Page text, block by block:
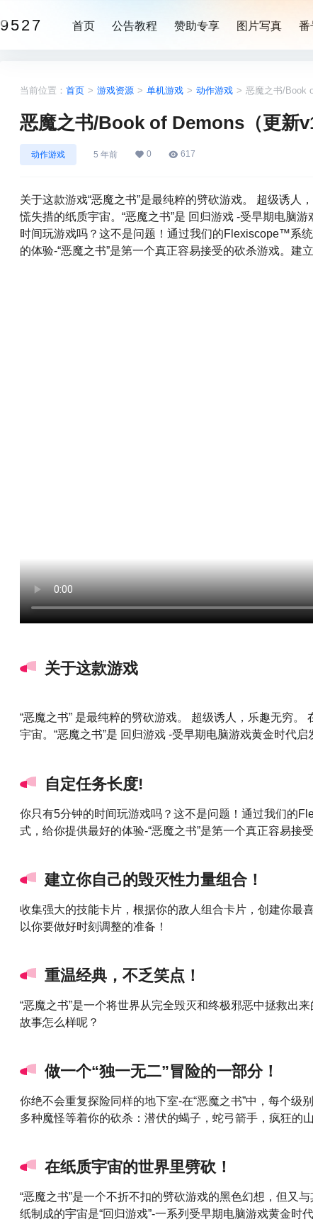
9527 首页 公告教程 赞助专享 图片写真 番
当前位置： 首页 > 游戏资源 > 单机游戏 > 动作游戏 > 恶魔之书/Book
恶魔之书/Book of Demons（更新
动作游戏 5 年前 0 617
关于这款游戏“恶魔之书”是最纯粹的劈砍游戏。 超级诱
慌失措的纸质宇宙。“恶魔之书”是 回归游戏 -受早期电脑
时间玩游戏吗？这不是问题！通过我们的Flexiscope™系
的体验-“恶魔之书”是第一个真正容易接受的砍杀游戏。
关于这款游戏
“恶魔之书” 是最纯粹的劈砍游戏。 超级诱人，乐趣无穷
宇宙。“恶魔之书”是 回归游戏 -受早期电脑游戏黄金时代启
自定任务长度!
你只有5分钟的时间玩游戏吗？这不是问题！通过我们的
式，给你提供最好的体验-“恶魔之书”是第一个真正容易接
建立你自己的毁灭性力量组合！
收集强大的技能卡片，根据你的敌人组合卡片，创建你最
以你要做好时刻调整的准备！
重温经典，不乏笑点！
“恶魔之书”是一个将世界从完全毁灭和终极邪恶中拯救出
故事怎么样呢？
做一个“独一无二”冒险的一部分！
你绝不会重复探险同样的地下室-在“恶魔之书”中，每个
多种魔怪等着你的砍杀：潜伏的蝎子，蛇弓箭手，疯狂的
在纸质宇宙的世界里劈砍！
“恶魔之书”是一个不折不扣的劈砍游戏的黑色幻想，但又
纸制成的宇宙是“回归游戏”-一系列受早期电脑游戏黄金时